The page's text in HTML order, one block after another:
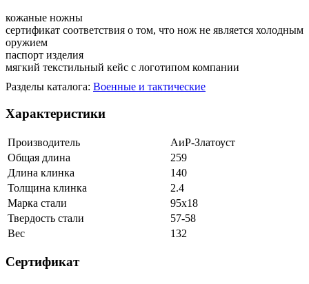
кожаные ножны
сертификат соответствия о том, что нож не является холодным
оружием
паспорт изделия
мягкий текстильный кейс с логотипом компании
Разделы каталога: Военные и тактические
Характеристики
Производитель
АиР-Златоуст
Общая длина
259
Длина клинка
140
Толщина клинка
2.4
Марка стали
95х18
Твердость стали
57-58
Вес
132
Сертификат